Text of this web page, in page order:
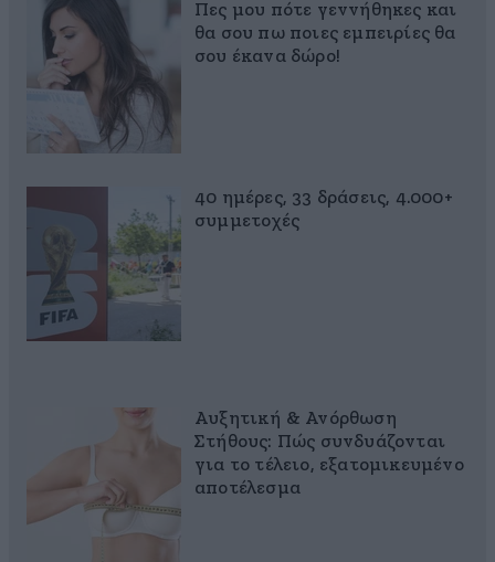
Πες μου πότε γεννήθηκες και
θα σου πω ποιες εμπειρίες θα
σου έκανα δώρο!
40 ημέρες, 33 δράσεις, 4.000+
συμμετοχές
Αυξητική & Ανόρθωση
Στήθους: Πώς συνδυάζονται
για το τέλειο, εξατομικευμένο
αποτέλεσμα